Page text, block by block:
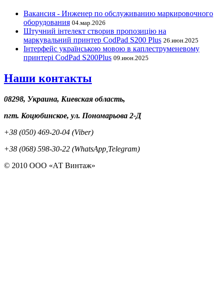
Вакансия - Инженер по обслуживанию маркировочного
оборудования 04.мар.2026
Штучний інтелект створив пропозицію на
маркувальний принтер CodPad S200 Plus 26.июн.2025
Інтерфейс українською мовою в каплеструменевому
принтері CodPad S200Plus 09.июн.2025
Наши контакты
08298, Украина, Киевская область,
пгт. Коцюбинское, ул. Пономарьова 2-Д
+38 (050) 469-20-04 (Viber)
+38 (068) 598-30-22 (WhatsApp,Telegram)
© 2010 ООО «АТ Винтаж»